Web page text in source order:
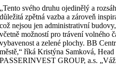
„Tento svého druhu ojedinělý a
důležitá zpětná vazba a zároveň
což nejsou jen administrativní
včetně možností pro trávení volného
vybavenost a zelené plochy. BB
městě,“ říká Kristýna Samková,
PASSERINVEST GROUP, a.s.